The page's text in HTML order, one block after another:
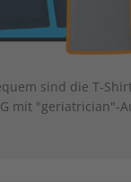
sind die T-
mit "geriatrician"-